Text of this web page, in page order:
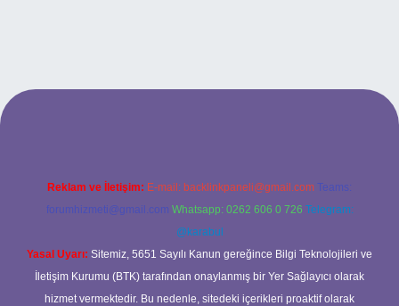
giriş
Reklam ve İletişim: E-mail: backlinkpaneli@gmail.com Teams:
forumhizmeti@gmail.com Whatsapp: 0262 606 0 726 Telegram:
@karabul
Yasal Uyarı: Sitemiz, 5651 Sayılı Kanun gereğince Bilgi Teknolojileri ve
İletişim Kurumu (BTK) tarafından onaylanmış bir Yer Sağlayıcı olarak
hizmet vermektedir. Bu nedenle, sitedeki içerikleri proaktif olarak